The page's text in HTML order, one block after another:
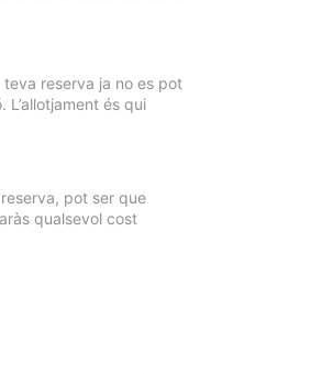
teva reserva ja no es pot
és qui
pot ser que
qualsevol cost